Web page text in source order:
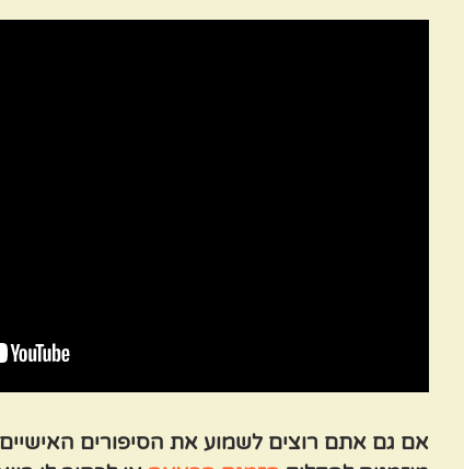
אם גם אתם רוצים לשמוע את הסיפורים